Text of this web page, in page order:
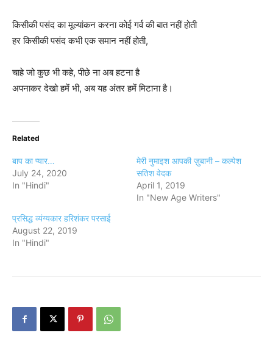
किसीकी पसंद का मूल्यांकन करना कोई गर्व की बात नहीं होती
हर किसीकी पसंद कभी एक समान नहीं होती,
चाहे जो कुछ भी कहे, पीछे ना अब हटना है
अपनाकर देखो हमें भी, अब यह अंतर हमें मिटाना है।
Related
बाप का प्यार…
July 24, 2020
In "Hindi"
मेरी नुमाइश आपकी ज़ुबानी – कल्पेश
सतिश वेदक
April 1, 2019
In "New Age Writers"
प्रसिद्ध व्यंग्यकार हरिशंकर परसाई
August 22, 2019
In "Hindi"